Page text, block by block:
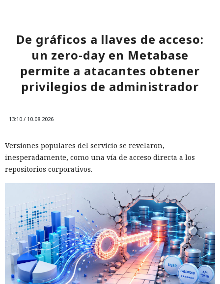
De gráficos a llaves de acceso:
un zero-day en Metabase
permite a atacantes obtener
privilegios de administrador
13:10 / 10.08.2026
Versiones populares del servicio se revelaron,
inesperadamente, como una vía de acceso directa a los
repositorios corporativos.